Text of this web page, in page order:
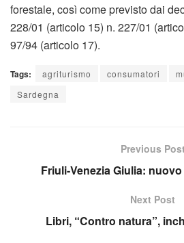
forestale, così come previsto dai
228/01 (articolo 15) n. 227/01
97/94 (articolo 17).
Tags: agriturismo consumatori
Sardegna
Previous Post
Friuli-Venezia Giulia:
Next Post
Libri, “Contro natura”,